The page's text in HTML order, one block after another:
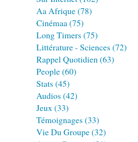
Aa Afrique(78)
Cinémaa(75)
Long Timers (75)
Littérature - Sciences (72)
Rappel Quotidien(63)
People(60)
Stats (45)
Audios (42)
Jeux(33)
Témoignages (33)
Vie Du Groupe(32)